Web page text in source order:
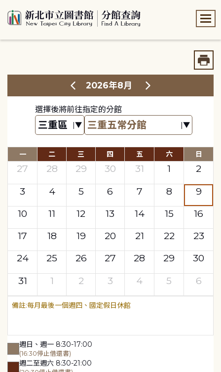
2026年8月
選擇後將前往指定的分館
一 二 三 四 五 六 日
27 28 29 30 31 1
2
3
4 5 6 7 8
9
10
11 12 13 14 15
16
17
18 19 20 21 22
23
24
25 26 27 28 29
30
31
1 2 3 4 5 6
每月最後一個週四、國定假日休館
週日、週一 8:30-17:00
(16:30停止借還書)
週二至週六 8:30-21:00